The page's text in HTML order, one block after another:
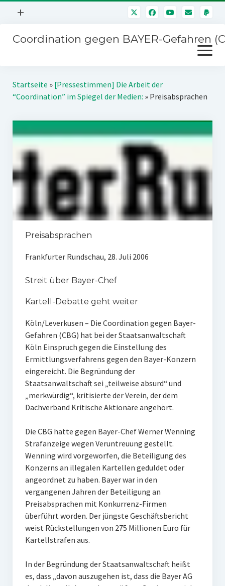
Menü
+
Mitmachen
Über uns
Impressum
Störfälle
Coordination gegen BAYER-Gefahren
Menü
öffnen
Kampagnen
SPENDEN
Startseite » [Pressestimmen] Die Arbeit der
“Coordination” im Spiegel der Medien: » Preisabsprachen
Preisabsprachen
Frankfurter Rundschau, 28. Juli 2006
Streit über Bayer-Chef
Kartell-Debatte geht weiter
Köln/Leverkusen – Die Coordination gegen Bayer-
Gefahren (CBG) hat bei der Staatsanwaltschaft
Köln Einspruch gegen die Einstellung des
Ermittlungsverfahrens gegen den Bayer-Konzern
eingereicht. Die Begründung der
Staatsanwaltschaft sei „teilweise absurd“ und
„merkwürdig“, kritisierte der Verein, der dem
Dachverband Kritische Aktionäre angehört.
Die CBG hatte gegen Bayer-Chef Werner Wenning
Strafanzeige wegen Veruntreuung gestellt.
Wenning wird vorgeworfen, die Beteiligung des
Konzerns an illegalen Kartellen geduldet oder
angeordnet zu haben. Bayer war in den
vergangenen Jahren der Beteiligung an
Preisabsprachen mit Konkurrenz-Firmen
überführt worden. Der jüngste Geschäftsbericht
weist Rückstellungen von 275 Millionen Euro für
Kartellstrafen aus.
In der Begründung der Staatsanwaltschaft heißt
es, dass „davon auszugehen ist, dass die Bayer AG